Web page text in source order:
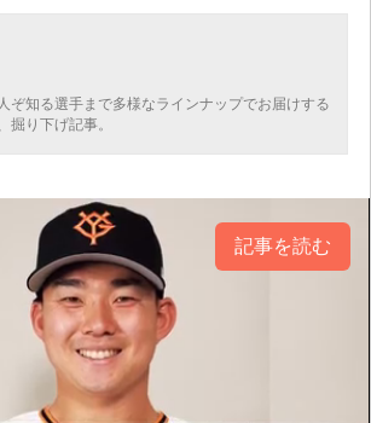
ぞ知る選手まで多様なラインナップでお届けする
掘り下げ記事。
記事を読む